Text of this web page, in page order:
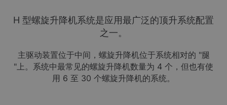
H 型螺旋升降机系统是应用最广泛的顶升系统配置
之一。
主驱动装置位于中间，螺旋升降机位于系统相对的 "腿
"上。系统中最常见的螺旋升降机数量为 4 个，但也有使
用 6 至 30 个螺旋升降机的系统。